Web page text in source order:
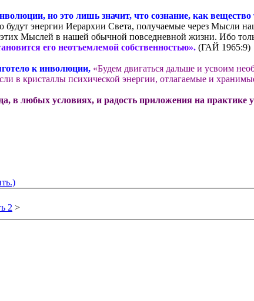
но это лишь значит, что сознание, как
энергии Иерархии Света, получаемые через Мысли
Мыслей в нашей обычной повседневной жизни. Ибо
его неотъемлемой собственностью». (ГАЙ 1965:9)
к инволюции, «Будем двигаться дальше и усвоим
в кристаллы психической энергии, отлагаемые и
в любых условиях, и радость приложения на практике
2 >